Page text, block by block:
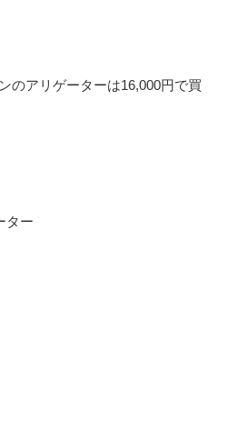
のアリゲーターは16,000円で買
ター